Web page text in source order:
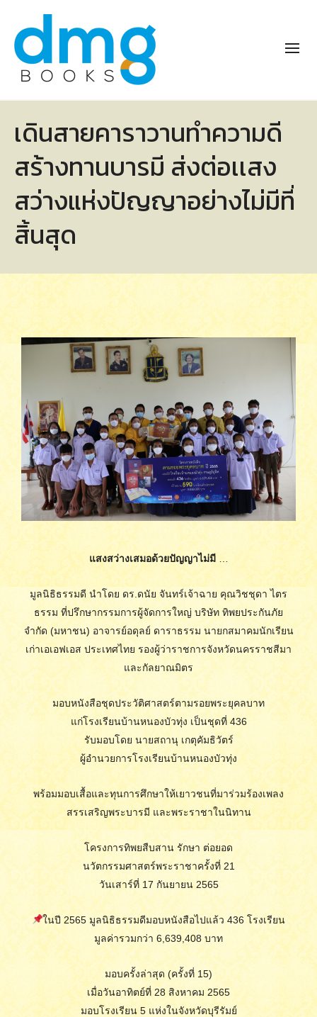
เดินสายคาราวานทำความดี
สร้างทานบารมี ส่งต่อเเสง
สว่างแห่งปัญญาอย่างไม่มีที่
สิ้นสุด
แสงสว่างเสมอด้วยปัญญาไม่มี…
มูลนิธิธรรมดี นำโดย ดร.ดนัย จันทร์เจ้าฉาย คุณวิชชุดา ไตร
ธรรม ที่ปรึกษากรรมการผู้จัดการใหญ่ บริษัท ทิพยประกันภัย
จำกัด (มหาชน) อาจารย์อดุลย์ ดาราธรรม นายกสมาคมนักเรียน
เก่าเอเอฟเอส ประเทศไทย รองผู้ว่าราชการจังหวัดนครราชสีมา
และกัลยาณมิตร
มอบหนังสือชุดประวัติศาสตร์ตามรอยพระยุคลบาท
แก่โรงเรียนบ้านหนองบัวทุ่ง เป็นชุดที่ 436
รับมอบโดย นายสถานุ เกตุคัมธิวัตร์
ผู้อำนวยการโรงเรียนบ้านหนองบัวทุ่ง
พร้อมมอบเสื้อและทุนการศึกษาให้เยาวชนที่มาร่วมร้องเพลง
สรรเสริญพระบารมี และพระราชาในนิทาน
โครงการทิพยสืบสาน รักษา ต่อยอด
นวัตกรรมศาสตร์พระราชาครั้งที่ 21
วันเสาร์ที่ 17 กันยายน 2565
ในปี 2565 มูลนิธิธรรมดีมอบหนังสือไปแล้ว 436 โรงเรียน
มูลค่ารวมกว่า 6,639,408 บาท
มอบครั้งล่าสุด (ครั้งที่ 15)
เมื่อวันอาทิตย์ที่ 28 สิงหาคม 2565
มอบโรงเรียน 5 แห่งในจังหวัดบุรีรัมย์